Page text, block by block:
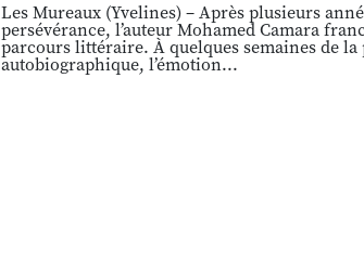
Les Mureaux (Yvelines) – Après plusieurs
persévérance, l’auteur Mohamed Camara
parcours littéraire. À quelques semaines de
autobiographique, l’émotion...